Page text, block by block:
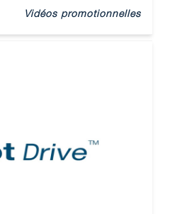
Vidéos promotionnelles